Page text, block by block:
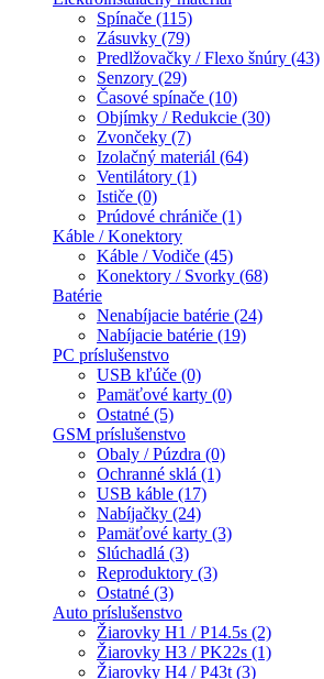
Spínače (115)
Zásuvky (79)
Predlžovačky / Flexo šnúry (43)
Senzory (29)
Časové spínače (10)
Objímky / Redukcie (30)
Zvončeky (7)
Izolačný materiál (64)
Ventilátory (1)
Ističe (0)
Prúdové chrániče (1)
Káble / Konektory
Káble / Vodiče (45)
Konektory / Svorky (68)
Batérie
Nenabíjacie batérie (24)
Nabíjacie batérie (19)
PC príslušenstvo
USB kľúče (0)
Pamäťové karty (0)
Ostatné (5)
GSM príslušenstvo
Obaly / Púzdra (0)
Ochranné sklá (1)
USB káble (17)
Nabíjačky (24)
Pamäťové karty (3)
Slúchadlá (3)
Reproduktory (3)
Ostatné (3)
Auto príslušenstvo
Žiarovky H1 / P14.5s (2)
Žiarovky H3 / PK22s (1)
Žiarovky H4 / P43t (3)